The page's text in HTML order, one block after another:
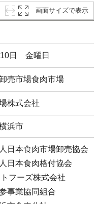
画面サイズで表示
日 金曜日
売市場食肉市場
株式会社
浜市
日本食肉市場卸売協会
日本食肉格付協会
フーズ株式会社
事業協同組合